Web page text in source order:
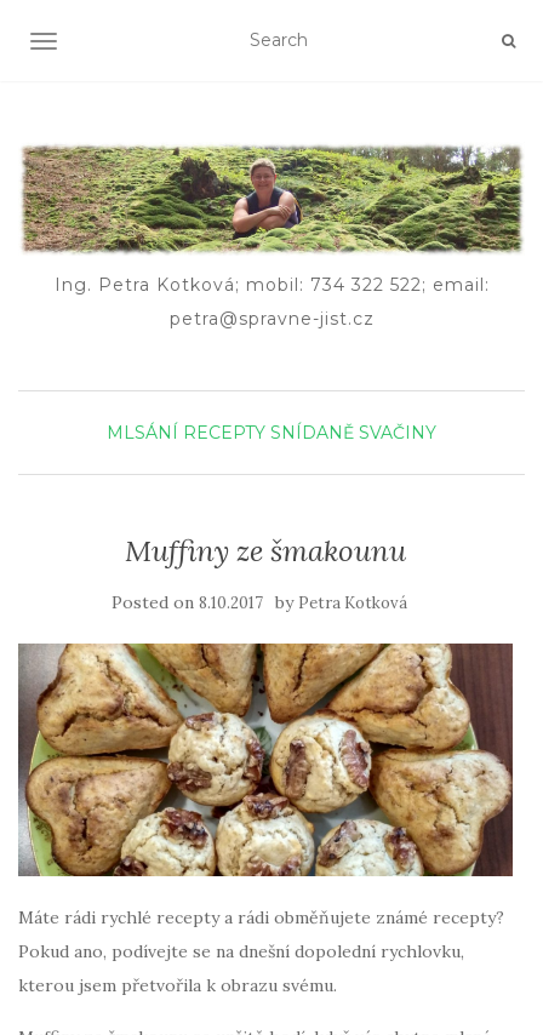
TOGGLE NAVIGATION
Ing. Petra Kotková; mobil: 734 322 522; email:
petra@spravne-jist.cz
MLSÁNÍ RECEPTY SNÍDANĚ SVAČINY
Muffiny ze šmakounu
Posted on 8.10.2017 by Petra Kotková
Máte rádi rychlé recepty a rádi obměňujete známé recepty?
Pokud ano, podívejte se na dnešní dopolední rychlovku,
kterou jsem přetvořila k obrazu svému.